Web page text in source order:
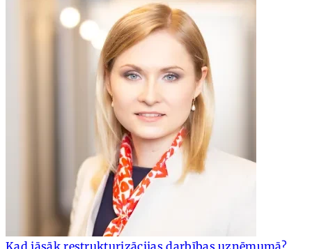
Kad jāsāk restrukturizācijas darbības uzņēmumā?